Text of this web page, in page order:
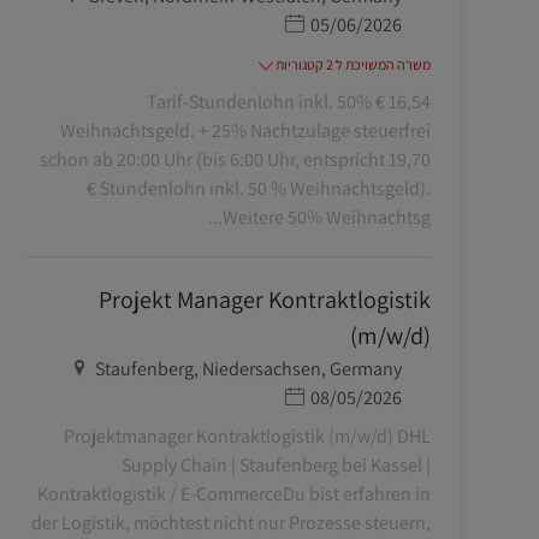
תאריך פרסום
05/06/2026
משרה המשויכת ל 2 קטגוריות
16,54 € Tarif-Stundenlohn inkl. 50%
Weihnachtsgeld. + 25% Nachtzulage steuerfrei
schon ab 20:00 Uhr (bis 6:00 Uhr, entspricht 19,70
€ Stundenlohn inkl. 50 % Weihnachtsgeld).
Weitere 50% Weihnachtsg...
Projekt Manager Kontraktlogistik
(m/w/d)
מיקום
Staufenberg, Niedersachsen, Germany
תאריך פרסום
08/05/2026
Projektmanager Kontraktlogistik (m/w/d) DHL
Supply Chain | Staufenberg bei Kassel |
Kontraktlogistik / E-CommerceDu bist erfahren in
der Logistik, möchtest nicht nur Prozesse steuern,